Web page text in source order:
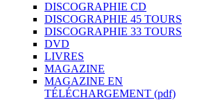
DISCOGRAPHIE CD
DISCOGRAPHIE 45 TOURS
DISCOGRAPHIE 33 TOURS
DVD
LIVRES
MAGAZINE
MAGAZINE EN
TÉLÉCHARGEMENT (pdf)